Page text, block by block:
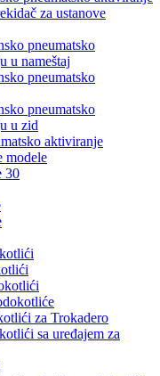
za ustanove
pneumatsko
u nameštaj
pneumatsko
pneumatsko
u zid
aktiviranje
modele
30
za Trokadero
sa uređajem za